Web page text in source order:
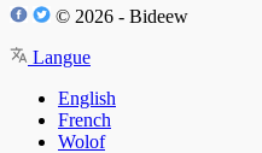
© 2026 - Bideew
Langue
English
French
Wolof